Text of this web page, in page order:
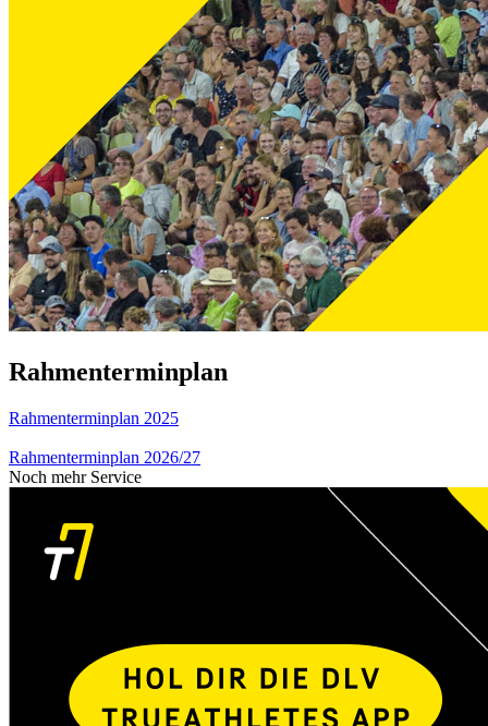
Rahmenterminplan
Rahmenterminplan 2025
Rahmenterminplan 2026/27
Noch mehr Service